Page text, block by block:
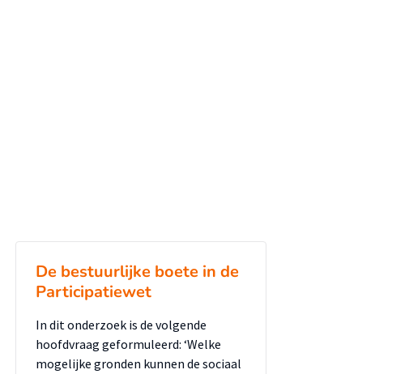
De bestuurlijke boete in de
Participatiewet
In dit onderzoek is de volgende
hoofdvraag geformuleerd: ‘Welke
mogelijke gronden kunnen de sociaal